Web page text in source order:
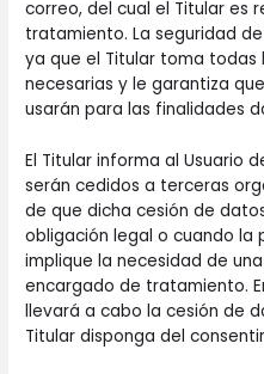
correo, del cual el Titular es
tratamiento. La seguridad
ya que el Titular toma todas
necesarias y le garantiza
usarán para las finalidades
El Titular informa al Usuario
serán cedidos a terceras
de que dicha cesión de
obligación legal o cuando la
implique la necesidad de
encargado de tratamiento.
llevará a cabo la cesión de
Titular disponga del